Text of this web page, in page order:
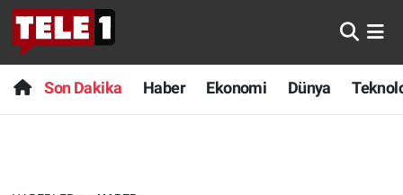
Son Dakika Haber Ekonomi Dünya
Anında Manşet
Başka Sohbetler
Son Dakika
Haber
Nöbetçi Eczaneler
Hava Durumu